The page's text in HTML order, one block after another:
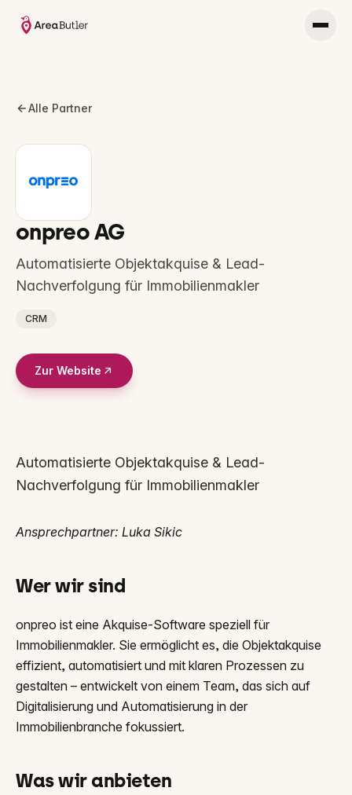
Alle Partner
onpreo AG
Automatisierte Objektakquise & Lead-
Nachverfolgung für Immobilienmakler
CRM
Zur Website
Automatisierte Objektakquise & Lead-
Nachverfolgung für Immobilienmakler
Ansprechpartner: Luka Sikic
Wer wir sind
onpreo ist eine Akquise-Software speziell für
Immobilienmakler. Sie ermöglicht es, die Objektakquise
effizient, automatisiert und mit klaren Prozessen zu
gestalten – entwickelt von einem Team, das sich auf
Digitalisierung und Automatisierung in der
Immobilienbranche fokussiert.
Was wir anbieten